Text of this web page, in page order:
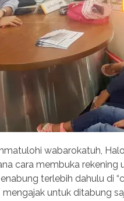
wabarokatuh,
cara membuka rekening
terlebih dahulu di
untuk ditabung